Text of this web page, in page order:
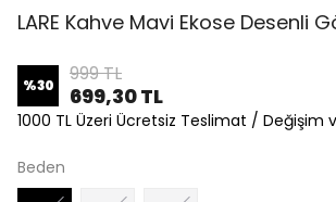
LARE Kahve Mavi Ekose Desenli
%30 999 TL
699,30 TL
1000 TL Üzeri Ücretsiz Teslimat / Değişim
Beden